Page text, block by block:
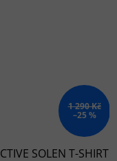
1 290 Kč
–25 %
SOLEN T-SHIRT